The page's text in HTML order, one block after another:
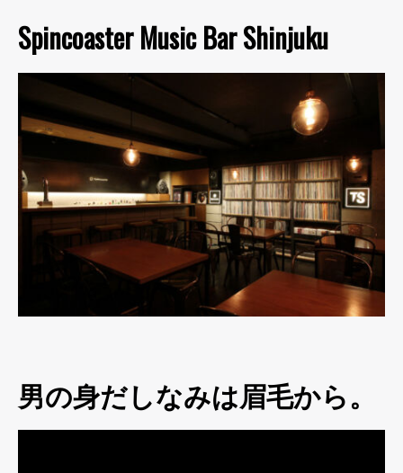
Spincoaster Music Bar Shinjuku
男の身だしなみは眉毛から。